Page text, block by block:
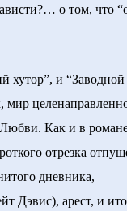
o том, что
и “Заводной
мир
Любви. Как и в
отрезка
дневника,
Дэвис), арест, и